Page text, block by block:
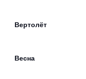
Вертолёт
Весна